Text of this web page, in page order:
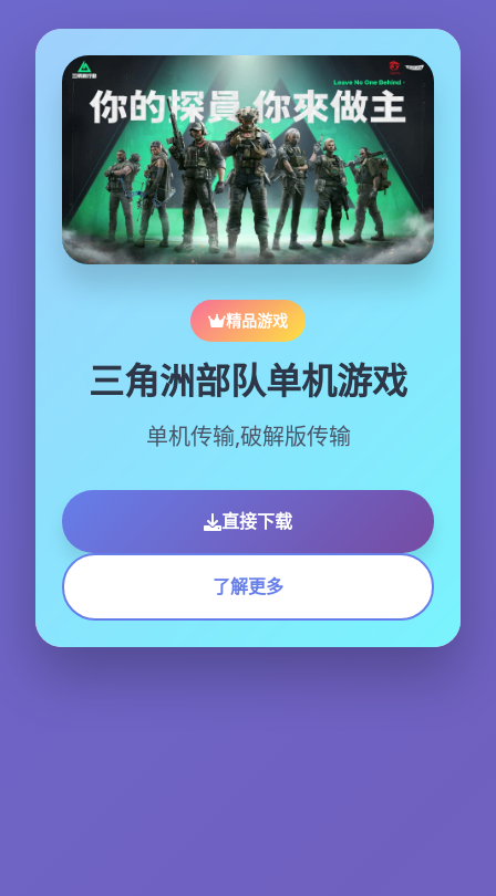
精品游戏
三角洲部队单机游戏
单机传输,破解版传输
直接下载
了解更多